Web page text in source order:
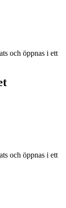
och öppnas i ett
och öppnas i ett